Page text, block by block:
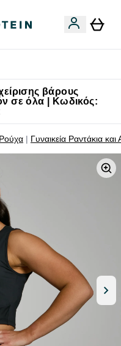
βάρους
σε όλα | Κωδικός:
Ρούχα Γυναικεία Ραντάκια